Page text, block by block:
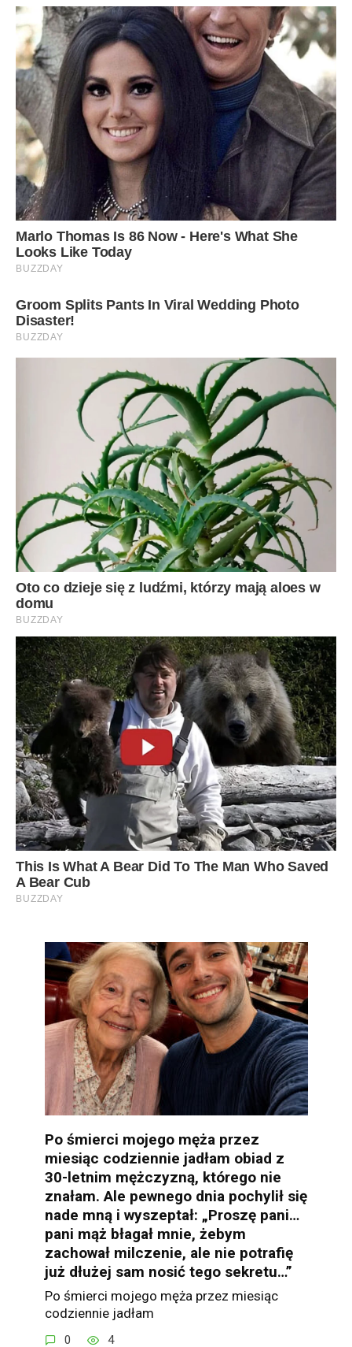
Po śmierci mojego męża przez
miesiąc codziennie jadłam obiad z
30-letnim mężczyzną, którego nie
znałam. Ale pewnego dnia pochylił się
nade mną i wyszeptał: „Proszę pani…
pani mąż błagał mnie, żebym
zachował milczenie, ale nie potrafię
już dłużej sam nosić tego sekretu…”
Po śmierci mojego męża przez miesiąc
codziennie jadłam
0 4